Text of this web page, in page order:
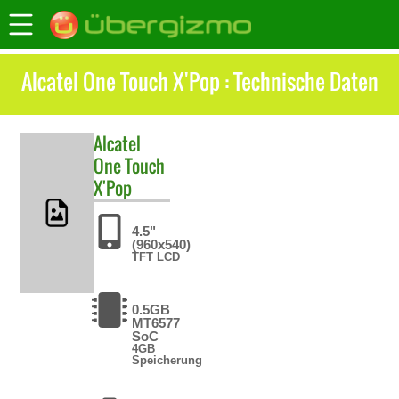
Alcatel One Touch X'Pop : Technische Daten
Alcatel
One Touch
X'Pop
4.5"
(960x540)
TFT LCD
0.5GB
MT6577
SoC
4GB
Speicherung